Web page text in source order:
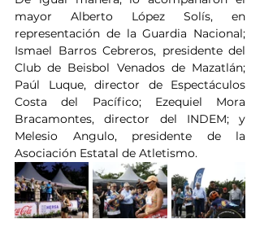
mayor Alberto López Solís, en
representación de la Guardia Nacional;
Ismael Barros Cebreros, presidente del
Club de Beisbol Venados de Mazatlán;
Paúl Luque, director de Espectáculos
Costa del Pacífico; Ezequiel Mora
Bracamontes, director del INDEM; y
Melesio Angulo, presidente de la
Asociación Estatal de Atletismo.